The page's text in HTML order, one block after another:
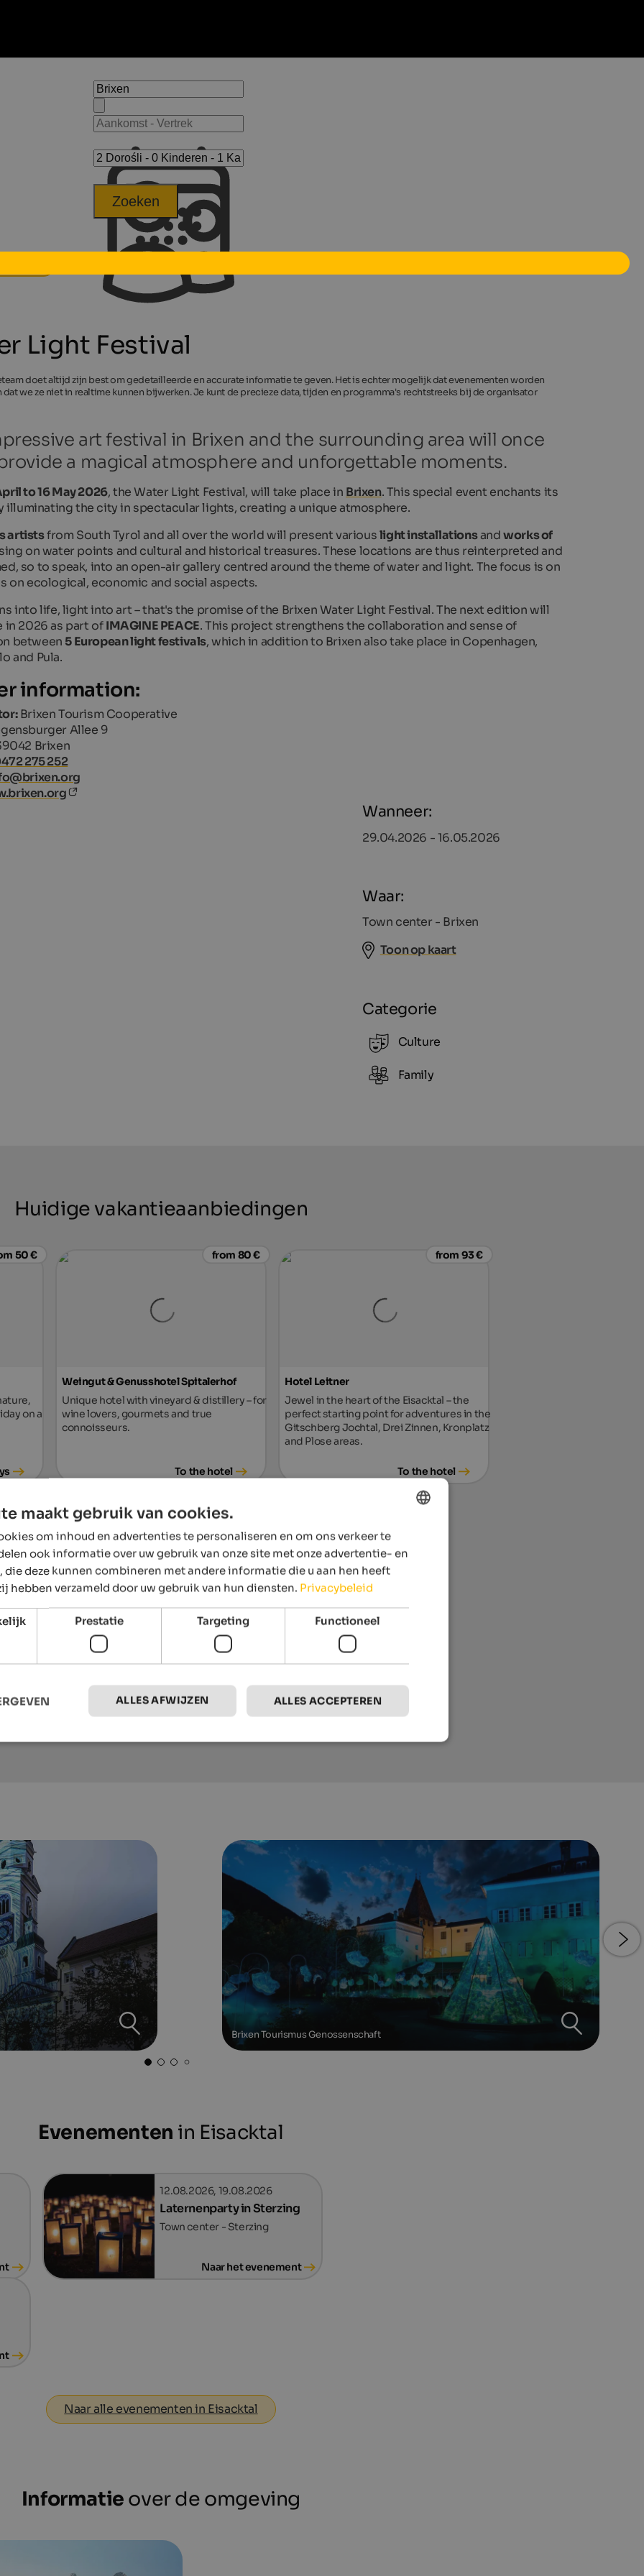
Zoeken
Light Festival
doet altijd zijn best om gedetailleerde en accurate informatie te geven. Het is echter mogelijk dat evenementen worden
we ze niet in realtime kunnen bijwerken. Je kunt de precieze data, tijden en programma's rechtstreeks bij de organisator
art festival in Brixen and the surrounding area will once
a magical atmosphere and unforgettable moments.
to 16 May 2026, the Water Light Festival, will take place in Brixen. This special event enchants its
illuminating the city in spectacular lights, creating a unique atmosphere.
artistsfrom South Tyrol and all over the world will present variouslight installationsandworks of
on water points and cultural and historical treasures. These locations are thus reinterpreted and
so to speak, into an open-air gallery centred around the theme of water and light. The focus is on
on ecological, economic and social aspects.
into life, light into art – that's the promise of the Brixen Water Light Festival. The next edition will
in 2026 as part ofIMAGINE PEACE. This project strengthens the collaboration and sense of
between 5 European light festivals, which in addition to Brixen also take place in Copenhagen,
and Pula.
information:
Brixen Tourism Cooperative
Allee 9
Brixen
275 252
Wanneer:
29.04.2026 - 16.05.2026
Waar:
Town center - Brixen
Toon op kaart
Categorie
Culture
Family
Huidige vakantieaanbiedingen
50 €
on a
from 80 €
Weingut & Genusshotel Spitalerhof
Unique hotel with vineyard & distillery – for
wine lovers, gourmets and true
connoisseurs.
To the hotel
from 93 €
Hotel Leitner
Jewel in the heart of the Eisacktal – the
perfect starting point for adventures in the
Gitschberg Jochtal, Drei Zinnen, Kronplatz
and Plose areas.
To the hotel
Granpanorama Hotel Sambergerhof
Holidays at a heavenly altitude of 1500
metres and with 54 kilometres Dolomites
Brixen Tourismus Genossenschaft
Evenementen in Eisacktal
12.08.2026, 19.08.2026
Laternenparty in Sterzing
Town center - Sterzing
Naar het evenement
Naar alle evenementen in Eisacktal
Informatie over de omgeving
ENGLISH
DUTCH
maakt gebruik van cookies.
om inhoud en advertenties te personaliseren en om ons verkeer te
ook informatie over uw gebruik van onze site met onze advertentie- en
die deze kunnen combineren met andere informatie die u aan hen heeft
hebben verzameld door uw gebruik van hun diensten. Privacybeleid
Prestatie Targeting Functioneel
ALLES ACCEPTEREN
ALLES AFWIJZEN